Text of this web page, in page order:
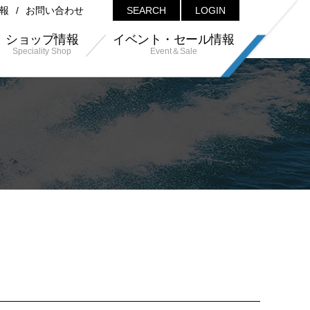
お問い合わせ SEARCH LOGIN
ショップ情報
Speciality Shop
イベント・セール情報
Event＆Sale